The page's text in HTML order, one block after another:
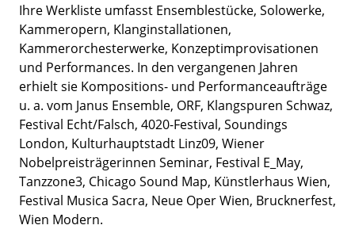
Ihre Werkliste umfasst Ensemblestücke, Solowerke,
Kammeropern, Klanginstallationen,
Kammerorchesterwerke, Konzeptimprovisationen
und Performances. In den vergangenen Jahren
erhielt sie Kompositions- und Performanceaufträge
u. a. vom Janus Ensemble, ORF, Klangspuren Schwaz,
Festival Echt/Falsch, 4020-Festival, Soundings
London, Kulturhauptstadt Linz09, Wiener
Nobelpreisträgerinnen Seminar, Festival E_May,
Tanzzone3, Chicago Sound Map, Künstlerhaus Wien,
Festival Musica Sacra, Neue Oper Wien, Brucknerfest,
Wien Modern.